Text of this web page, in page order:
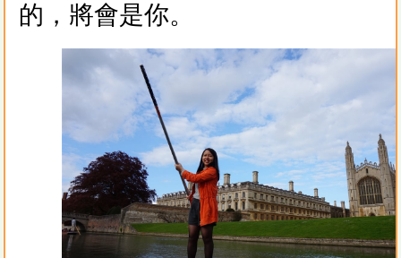
的，將會是你。